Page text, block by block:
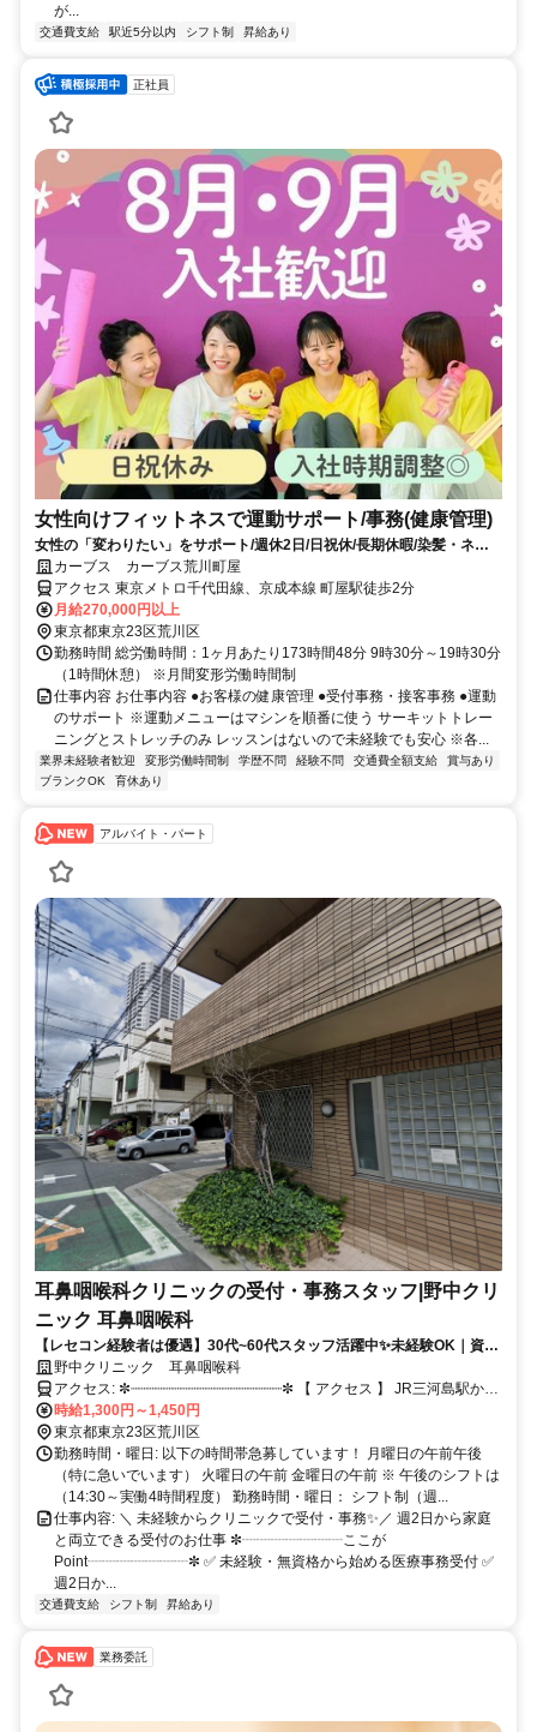
が...
交通費支給 駅近5分以内 シフト制 昇給あり
正社員
女性向けフィットネスで運動サポート/事務(健康管理)
女性の「変わりたい」をサポート/週休2日/日祝休/長期休暇/染髪・ネイ
ルOK※規定内
カーブス カーブス荒川町屋
アクセス 東京メトロ千代田線、京成本線 町屋駅徒歩2分
月給270,000円以上
東京都東京23区荒川区
勤務時間 総労働時間：1ヶ月あたり173時間48分 9時30分～19時30分
（1時間休憩） ※月間変形労働時間制
仕事内容 お仕事内容 ●お客様の健康管理 ●受付事務・接客事務 ●運動
のサポート ※運動メニューはマシンを順番に使う サーキットトレー
ニングとストレッチのみ レッスンはないので未経験でも安心 ※各...
業界未経験者歓迎 変形労働時間制 学歴不問 経験不問 交通費全額支給
賞与あり
ブランクOK
育休あり
アルバイト・パート
耳鼻咽喉科クリニックの受付・事務スタッフ|野中クリ
ニック 耳鼻咽喉科
【レセコン経験者は優遇】30代~60代スタッフ活躍中✨未経験OK｜資格
不要｜週2日〜 JR三河島から徒歩4分
野中クリニック 耳鼻咽喉科
アクセス: ✼┈┈┈┈┈┈┈┈┈┈┈┈┈┈┈┈┈┈✼ 【 アクセス 】 JR三河島駅から
時給1,300円～1,450円
東京都東京23区荒川区
勤務時間・曜日: 以下の時間帯急募しています！ 月曜日の午前午後
（特に急いでいます） 火曜日の午前 金曜日の午前 ※ 午後のシフトは
（14:30～実働4時間程度） 勤務時間・曜日： シフト制（週...
仕事内容: ＼ 未経験からクリニックで受付・事務✨／ 週2日から家庭
と両立できる受付のお仕事 ✼┈┈┈┈┈┈┈ここが
Point┈┈┈┈┈┈┈✼ ✅ 未経験・無資格から始める医療事務受付 ✅
週2日か...
交通費支給 シフト制 昇給あり
業務委託